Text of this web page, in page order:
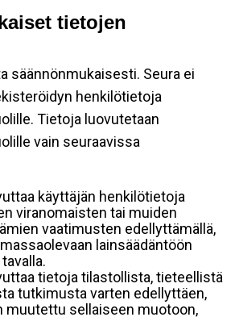
tietojen
säännönmukaisesti. Seura ei
henkilötietoja
Tietoja luovutetaan
vain seuraavissa
käyttäjän henkilötietoja
viranomaisten tai muiden
vaatimusten edellyttämällä,
lainsäädäntöön
tietoja tilastollista, tieteellistä
tutkimusta varten edellyttäen,
muutettu sellaiseen muotoon,